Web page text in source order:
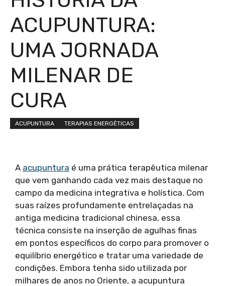
ACUPUNTURA:
UMA JORNADA
MILENAR DE
CURA
ACUPUNTURA TERAPIAS ENERGÉTICAS
A acupuntura é uma prática terapêutica milenar
que vem ganhando cada vez mais destaque no
campo da medicina integrativa e holística. Com
suas raízes profundamente entrelaçadas na
antiga medicina tradicional chinesa, essa
técnica consiste na inserção de agulhas finas
em pontos específicos do corpo para promover o
equilíbrio energético e tratar uma variedade de
condições. Embora tenha sido utilizada por
milhares de anos no Oriente, a acupuntura